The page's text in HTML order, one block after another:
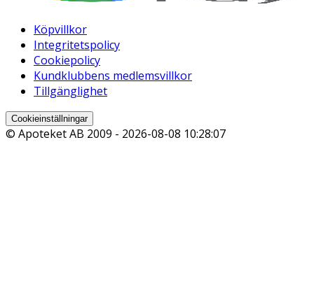
Köpvillkor
Integritetspolicy
Cookiepolicy
Kundklubbens medlemsvillkor
Tillgänglighet
Cookieinställningar
© Apoteket AB 2009 - 2026-08-08 10:28:07